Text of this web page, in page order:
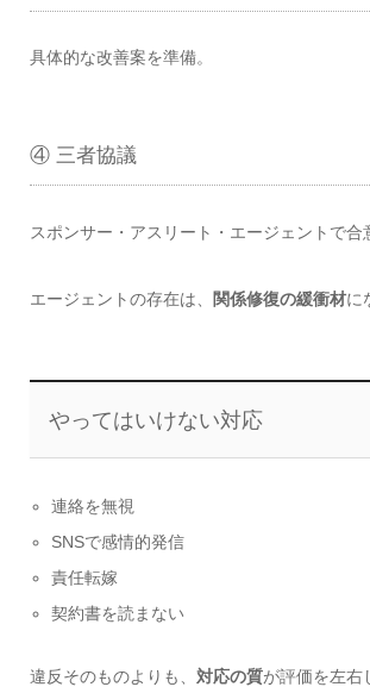
具体的な改善案を準備。
④ 三者協議
スポンサー・アスリート・エージェントで合
エージェントの存在は、 関係修復の緩衝材に
やってはいけない対応
連絡を無視
SNSで感情的発信
責任転嫁
契約書を読まない
違反そのものよりも、 対応の質が評価を左右